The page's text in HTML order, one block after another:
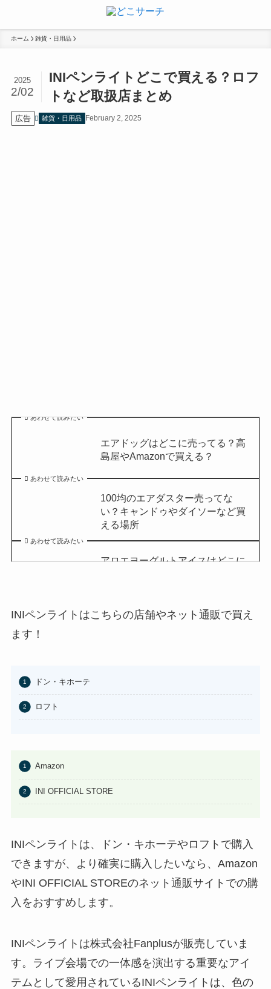
ホーム 雑貨・日用品
INIペンライトどこで買える？ロフ
トなど取扱店まとめ
2025
2/02
広告 雑貨・日用品 February 2, 2025
あわせて読みたい
エアドッグはどこに売ってる？高
島屋やAmazonで買える？
あわせて読みたい
100均のエアダスター売ってな
い？キャンドゥやダイソーなど買
える場所
あわせて読みたい
アロエヨーグルトアイスはどこに
はたらくピクミンコレクションど
あわせて読みたい
ビエネッタアイスはどこで買え
る？コンビニに売ってる？ネット
INIペンライトはこちらの店舗やネット通販で買え
ます！
ドン・キホーテ
ロフト
Amazon
INI OFFICIAL STORE
INIペンライトは、ドン・キホーテやロフトで購入
できますが、より確実に購入したいなら、Amazon
やINI OFFICIAL STOREのネット通販サイトでの購
入をおすすめします。
INIペンライトは株式会社Fanplusが販売していま
す。ライブ会場での一体感を演出する重要なアイ
テムとして愛用されているINIペンライトは、色の